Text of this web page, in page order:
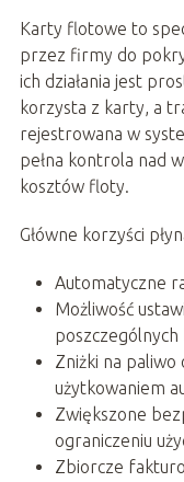
Karty flotowe to
przez firmy do
ich działania jest
korzysta z karty, a
rejestrowana w
pełna kontrola nad
kosztów floty.
Główne korzyści
Automatyczne
Możliwość
Zniżki na paliwo
użytkowaniem
Zwiększone
ograniczeniu
Zbiorcze